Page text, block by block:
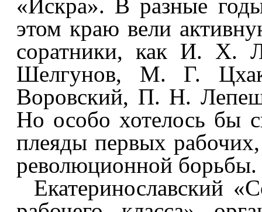
«Искра». В разные
этом краю вели
соратники, как И.
Шелгунов, М. Г.
Воровский, П. Н.
Но особо хотелось бы
плеяды первых
революционной борьбы.
Екатеринославский